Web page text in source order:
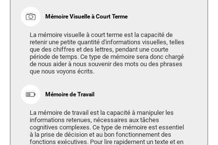
Mémoire Visuelle à Court Terme
La mémoire visuelle à court terme est la capacité de
retenir une petite quantité d'informations visuelles, telles
que des chiffres et des lettres, pendant une courte
période de temps. Ce type de mémoire sera donc chargé
de nous aider à nous souvenir des mots ou des phrases
que nous voyons écrits.
Mémoire de Travail
La mémoire de travail est la capacité à manipuler les
informations retenues, nécessaires aux tâches
cognitives complexes. Ce type de mémoire est essentiel
à la prise de décision et au bon fonctionnement des
fonctions exécutives. Pour lire rapidement un texte et en